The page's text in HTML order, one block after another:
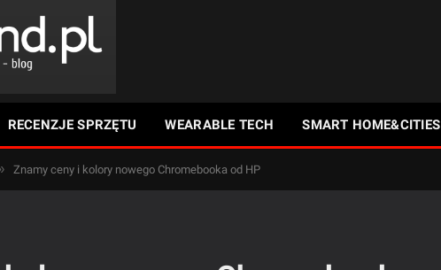
RECENZJE SPRZĘTU WEARABLE TECH SMART HOME&CITIES
Znamy ceny i kolory nowego Chromebooka od HP